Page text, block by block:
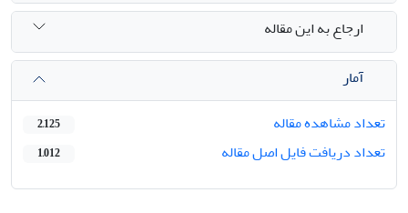
ارجاع به این مقاله
آمار
تعداد مشاهده مقاله
2,125
تعداد دریافت فایل اصل مقاله 1,012